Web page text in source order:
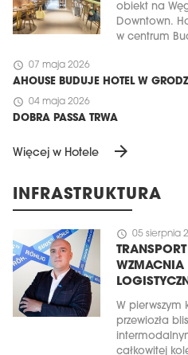
obiekt na
Downtown.
w centrum
schedule 07 maja 2026
AHOUSE BUDUJE HOTEL W
schedule 04 maja 2026
DOBRA PASSA TRWA
Więcej w Hotele arrow_forward
INFRASTRUKTURA
schedule 05 sierpnia
WZMACNIA
W pierwszym
przewiozła
całkowitej